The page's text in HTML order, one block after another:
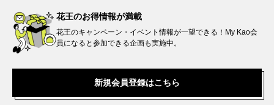
花王のお得情報が満載
花王のキャンペーン・イベント情報が一望できる！My Kao会
員になると参加できる企画も実施中。
新規会員登録はこちら